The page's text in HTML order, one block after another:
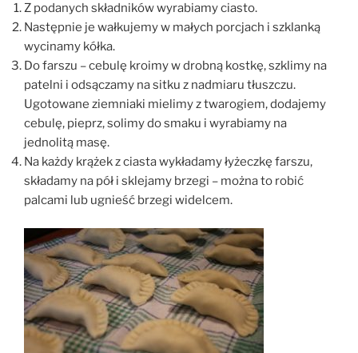
Z podanych składników wyrabiamy ciasto.
Następnie je wałkujemy w małych porcjach i szklanką
wycinamy kółka.
Do farszu – cebulę kroimy w drobną kostkę, szklimy na
patelni i odsączamy na sitku z nadmiaru tłuszczu.
Ugotowane ziemniaki mielimy z twarogiem, dodajemy
cebulę, pieprz, solimy do smaku i wyrabiamy na
jednolitą masę.
Na każdy krążek z ciasta wykładamy łyżeczkę farszu,
składamy na pół i sklejamy brzegi – można to robić
palcami lub ugnieść brzegi widelcem.